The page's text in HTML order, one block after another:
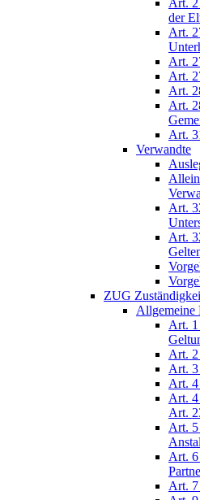
der
Art.
Art.
Art.
Art.
Art.
Art.
Verwandte
Art.
Art.
ZUG
Allgemeine
Art.
Art.
Art.
Art.
Art.
Art.
Art.
Art. 6
Art.